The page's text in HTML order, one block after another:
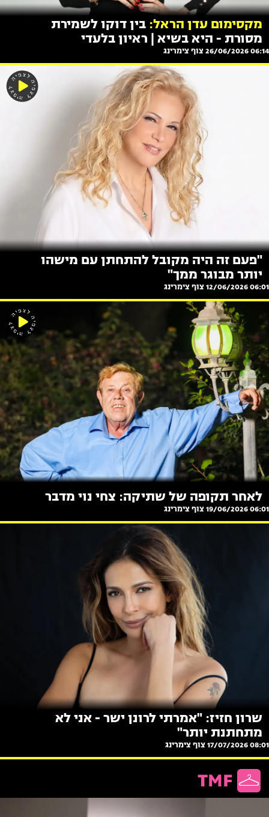
מקסימום עדן הראל: בין דוקו לשמירת
מסורת - היא בשיא | ראיון בלעדי
06:14 26/06/2026 צוף צימרינג
"פעם זה היה מקובל להתחתן עם מישהו
יותר מבוגר ממך"
06:01 12/06/2026 צוף צימרינג
לאחר תקופה של שתיקה: צחי נוי מדבר
06:01 19/06/2026 צוף צימרינג
שרון חזיז: "אמרתי לרונן ישר - אני לא
מתחתנת יותר"
08:01 17/07/2026 צוף צימרינג
TMF